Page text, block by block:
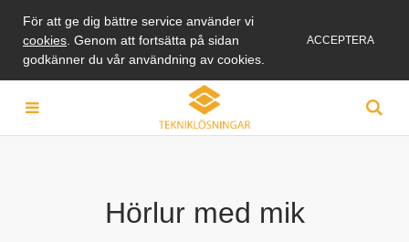
För att ge dig bättre service använder vi
cookies . Genom att fortsätta på sidan
godkänner du vår användning av cookies.
ACCEPTERA
Hörlur med mik